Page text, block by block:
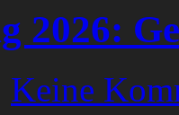
2026:
Keine